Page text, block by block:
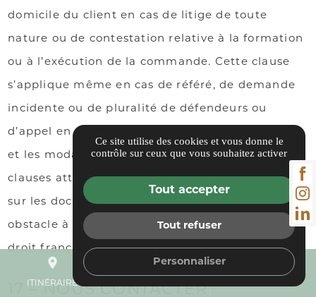
domicile du client en cas de litige de toute
nature ou de contestation relative à la formation
ou à l’exécution de la commande. Cette clause
s’applique même en cas de référé, de demande
incidente ou de pluralité de défendeurs ou
d’appel en garantie, et quels que soient le mode
et les modalités de paiement, sans que les
clauses attributives de juridiction pouvant exister
sur les documents des clients puissent mettre
obstacle à l’application de la présente clause. Le
droit français est seul applicable.
17 – NOUS CONTACTER
place
ITINÉRAIRE
mail
Ce site utilise des cookies et vous donne le
contrôle sur ceux que vous souhaitez activer
Tout accepter
Tout refuser
Personnaliser